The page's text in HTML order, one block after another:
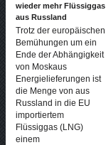
wieder mehr Flüssiggas
aus Russland
Trotz der europäischen
Bemühungen um ein
Ende der Abhängigkeit
von Moskaus
Energielieferungen ist
die Menge von aus
Russland in die EU
importiertem
Flüssiggas (LNG)
einem